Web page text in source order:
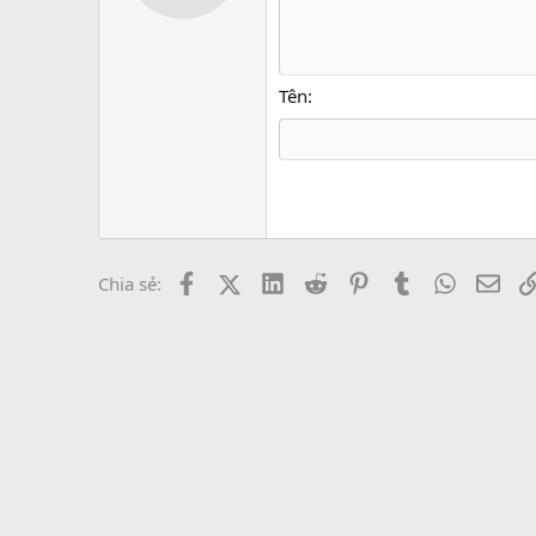
18
22
Tahoma
Times New Roman
Tên
Chia sẻ: FacebookX (Twitter)
LinkedIn
Reddit PinterestTumblr